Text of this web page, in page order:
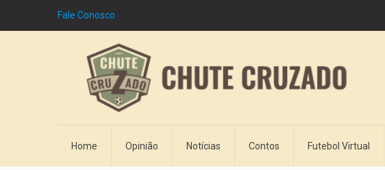
Fale Conosco
Home Opinião Notícias Contos Futebol Virtual